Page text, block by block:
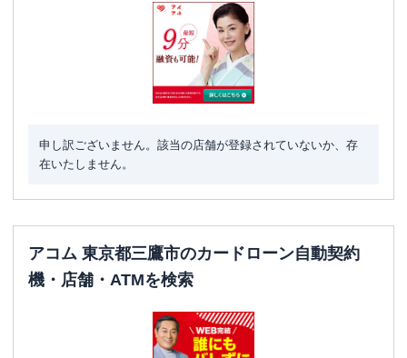
東京都三鷹市下連雀３－２６－１２
申し訳ございません。該当の店舗が登録されていないか、存
在いたしません。
アコム 東京都三鷹市のカードローン自動契約
機・店舗・ATMを検索